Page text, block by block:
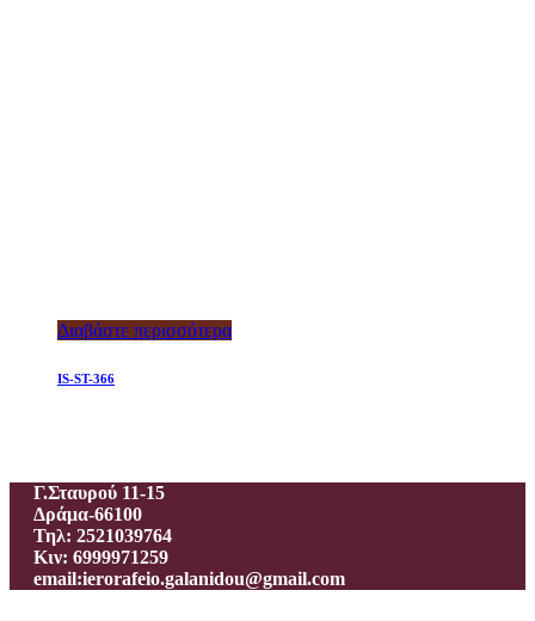
Διαβάστε περισσότερα
IS-ST-366
Γ.Σταυρού 11-15
Δράμα-66100
Τηλ: 2521039764
Κιν: 6999971259
email:ierorafeio.galanidou@gmail.com